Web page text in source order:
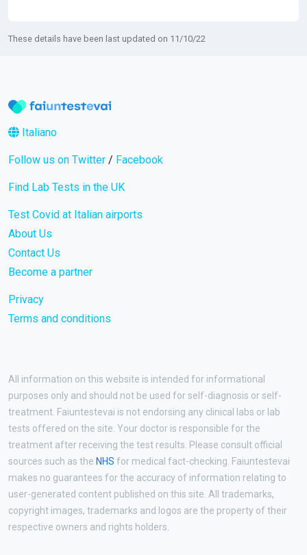
These details have been last updated on 11/10/22
Italiano
Follow us on Twitter / Facebook
Find Lab Tests in the UK
Test Covid at Italian airports
About Us
Contact Us
Become a partner
Privacy
Terms and conditions
All information on this website is intended for informational
purposes only and should not be used for self-diagnosis or self-
treatment. Faiuntestevai is not endorsing any clinical labs or lab
tests offered on the site. Your doctor is responsible for the
treatment after receiving the test results. Please consult official
sources such as the NHS for medical fact-checking. Faiuntestevai
makes no guarantees for the accuracy of information relating to
user-generated content published on this site. All trademarks,
copyright images, trademarks and logos are the property of their
respective owners and rights holders.